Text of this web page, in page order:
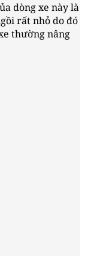
dòng xe này là
rất nhỏ do đó
thường nâng